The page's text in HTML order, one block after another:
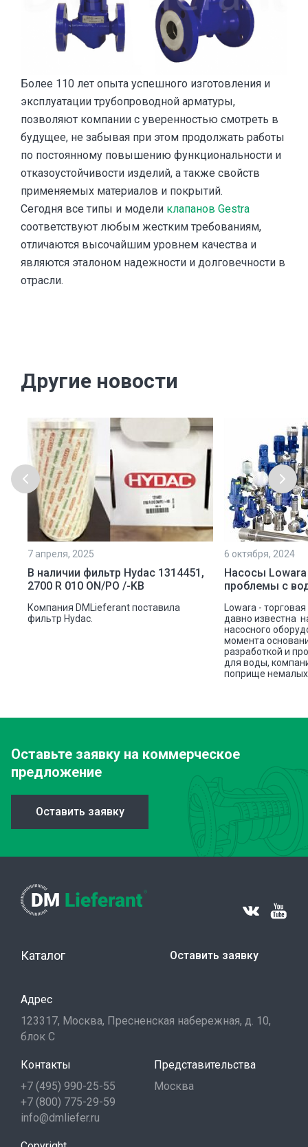
Более 110 лет опыта успешного изготовления и
эксплуатации трубопроводной арматуры,
позволяют компании с уверенностью смотреть в
будущее, не забывая при этом продолжать работы
по постоянному повышению функциональности и
отказоустойчивости изделий, а также свойств
применяемых материалов и покрытий.
Сегодня все типы и модели клапанов Gestra
соответствуют любым жестким требованиям,
отличаются высочайшим уровнем качества и
являются эталоном надежности и долговечности в
отрасли.
Другие новости
7 апреля, 2025
В наличии фильтр Hydac 1314451,
2700 R 010 ON/PO /-KB
Компания DMLieferant поставила
фильтр Hydac.
6 октября, 2024
Насосы
проблемы с
Lowara -
давно известна
насосного
момента
разработкой и
для воды,
поприще немалых
Оставьте заявку на коммерческое
предложение
Оставить заявку
Каталог Оставить заявку
Адрес
123317, Москва, Пресненская набережная, д. 10,
блок С
Контакты
+7 (495) 990-25-55
+7 (800) 775-29-59
info@dmliefer.ru
Представительства
Москва